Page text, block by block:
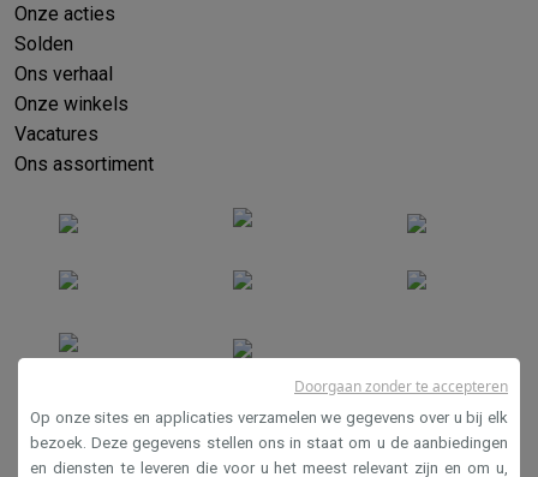
Onze acties
Solden
Ons verhaal
Onze winkels
Vacatures
Ons assortiment
Verkoopsvoorwaarden
Privacy
Op onze sites en applicaties verzamelen we gegevens over u bij elk
bezoek. Deze gegevens stellen ons in staat om u de aanbiedingen
en diensten te leveren die voor u het meest relevant zijn en om u,
Doorgaan zonder te accepteren